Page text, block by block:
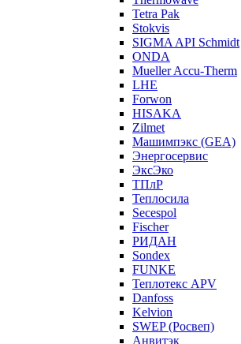
Tetra Pak
Stokvis
SIGMA API Schmidt
ONDA
Mueller Accu-Therm
LHE
Forwon
HISAKA
Zilmet
Машимпэкс (GEA)
Энергосервис
ЭксЭко
ТПлР
Теплосила
Secespol
Fischer
РИДАН
Sondex
FUNKE
Теплотекс APV
Danfoss
Kelvion
SWEP (Росвеп)
Анвитэк